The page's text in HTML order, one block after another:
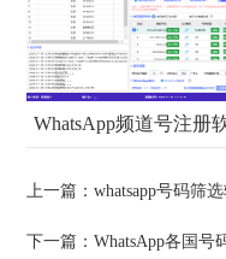
WhatsApp频道号注册
上一篇：whatsapp号码筛
下一篇：WhatsApp各国号